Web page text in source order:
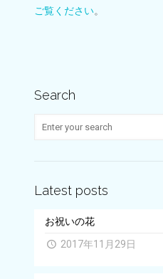
ご覧ください。
Search
Latest posts
お祝いの花
2017年11月29日